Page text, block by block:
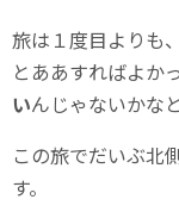
旅は１度目よりも
とああすればよか
いんじゃないかな
この旅でだいぶ北
す。